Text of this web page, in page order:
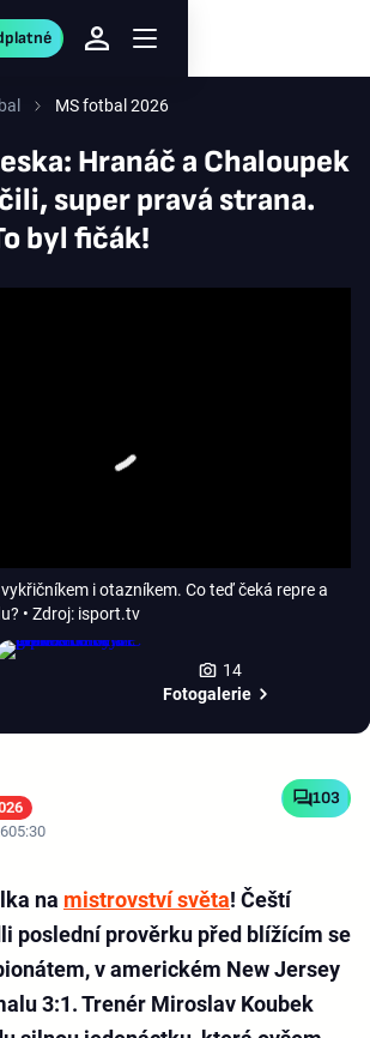
MS fotbal 2026
Hranáč a Chaloupek
super pravá strana.
byl fičák!
i otazníkem. Co teď čeká repre a
• Zdroj: isport.tv
14
Fotogalerie
05:30
103
na mistrovství světa! Čeští
poslední prověrku před blížícím se
v americkém New Jersey
3:1. Trenér Miroslav Koubek